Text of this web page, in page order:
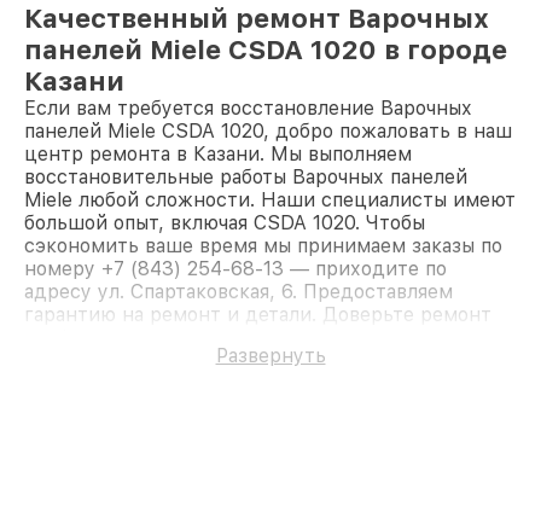
Качественный ремонт Варочных
панелей Miele CSDA 1020 в городе
Казани
Если вам требуется восстановление Варочных
панелей Miele CSDA 1020, добро пожаловать в наш
центр ремонта в Казани. Мы выполняем
восстановительные работы Варочных панелей
Miele любой сложности. Наши специалисты имеют
большой опыт, включая CSDA 1020. Чтобы
сэкономить ваше время мы принимаем заказы по
номеру +7 (843) 254-68-13 — приходите по
адресу ул. Спартаковская, 6. Предоставляем
гарантию на ремонт и детали. Доверьте ремонт
Развернуть